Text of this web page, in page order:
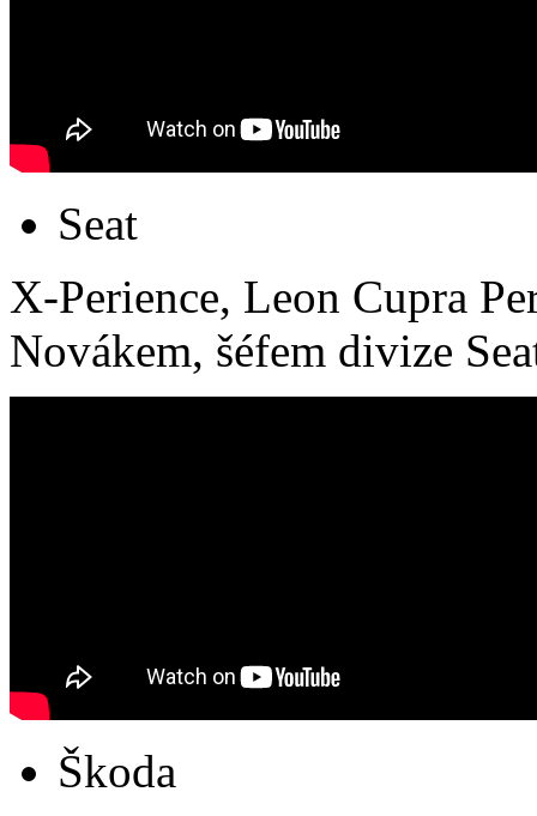
Seat
X-Perience, Leon Cupra
Novákem, šéfem divize
Škoda